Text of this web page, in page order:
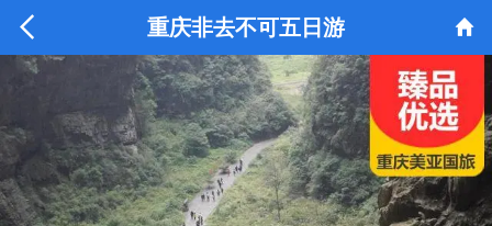
 重庆非去不可五日游 